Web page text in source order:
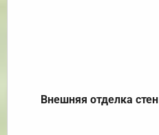
Внешняя отделка стен